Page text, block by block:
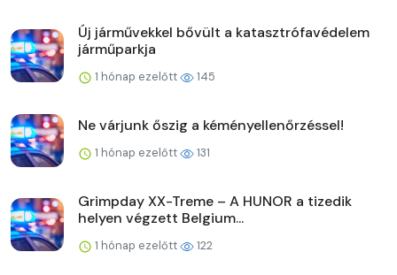
Új járművekkel bővült a katasztrófavédelem
járműparkja
1 hónap ezelőtt 145
Ne várjunk őszig a kéményellenőrzéssel!
1 hónap ezelőtt 131
Grimpday XX-Treme – A HUNOR a tizedik
helyen végzett Belgium...
1 hónap ezelőtt 122